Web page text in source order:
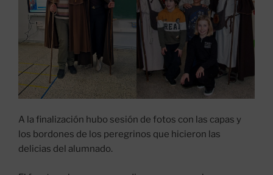
A la finalización hubo sesión de fotos con las capas y
los bordones de los peregrinos que hicieron las
delicias del alumnado.